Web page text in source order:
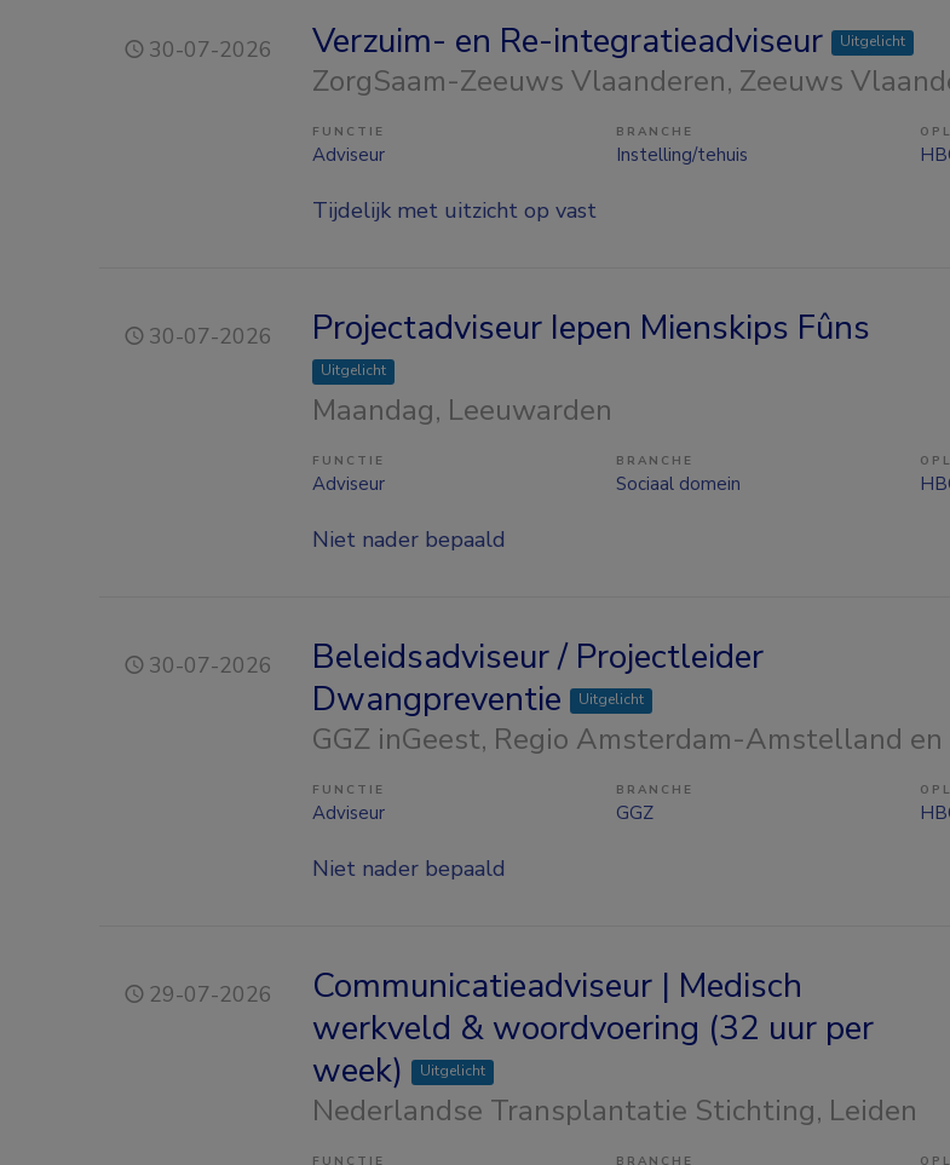
30-07-2026 Verzuim- en Re-integratieadviseur Uitgelicht
ZorgSaam-Zeeuws Vlaanderen, Zeeuws
FUNCTIE
Adviseur
BRANCHE
Instelling/tehuis
Tijdelijk met uitzicht op vast
30-07-2026 Projectadviseur Iepen Mienskips Fûns
Uitgelicht
Maandag, Leeuwarden
FUNCTIE
Adviseur
BRANCHE
Sociaal domein
Niet nader bepaald
30-07-2026
Beleidsadviseur / Projectleider
Dwangpreventie
Uitgelicht
GGZ inGeest, Regio Amsterdam-Amstelland
FUNCTIE
Adviseur
BRANCHE
GGZ
Niet nader bepaald
29-07-2026
Communicatieadviseur | Medisch
werkveld & woordvoering (32 uur per
week)
Uitgelicht
Nederlandse Transplantatie Stichting, Leiden
FUNCTIE BRANCHE